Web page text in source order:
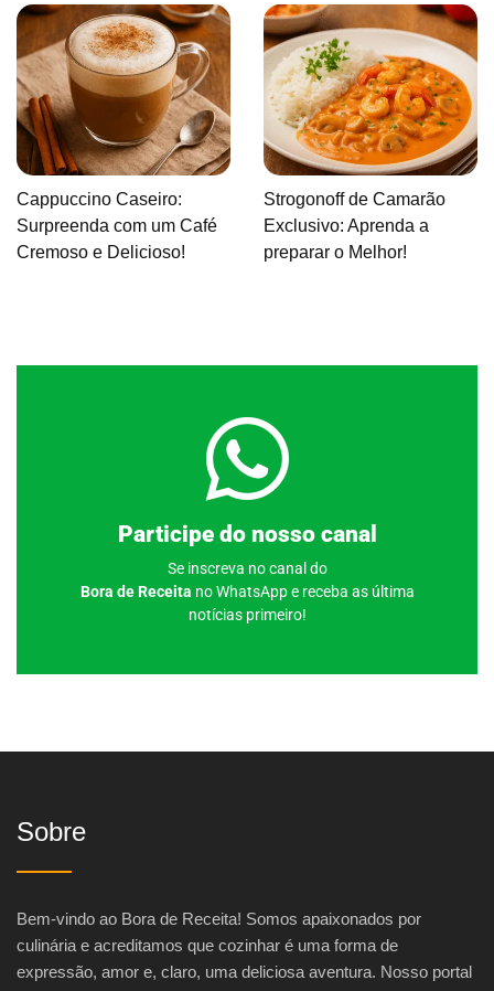
Cappuccino Caseiro:
Surpreenda com um Café
Cremoso e Delicioso!
Strogonoff de Camarão
Exclusivo: Aprenda a
preparar o Melhor!
Participe do nosso canal
Se inscreva no canal do
Bora de Receita no WhatsApp e receba as última
notícias primeiro!
Clique aqui
Sobre
Bem-vindo ao Bora de Receita! Somos apaixonados por
culinária e acreditamos que cozinhar é uma forma de
expressão, amor e, claro, uma deliciosa aventura. Nosso portal